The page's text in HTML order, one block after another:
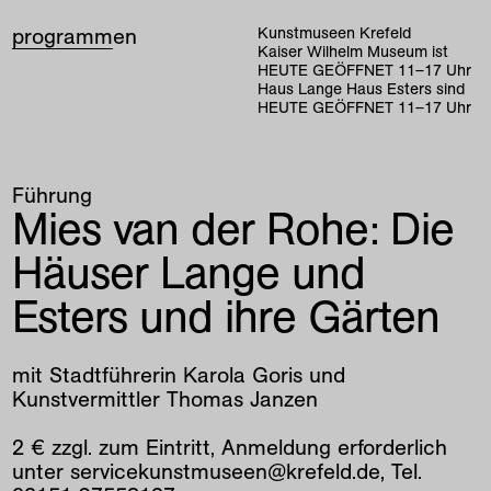
programmen
Kunstmuseen Krefeld
Kaiser Wilhelm Museum ist
HEUTE GEÖFFNET 11–17 Uhr
Haus Lange Haus Esters sind
HEUTE GEÖFFNET 11–17 Uhr
Führung
Mies van der Rohe: Die
Häuser Lange und
Esters und ihre Gärten
mit Stadtführerin Karola Goris und
Kunstvermittler Thomas Janzen
2 € zzgl. zum Eintritt, Anmeldung erforderlich
unter servicekunstmuseen@krefeld.de, Tel.